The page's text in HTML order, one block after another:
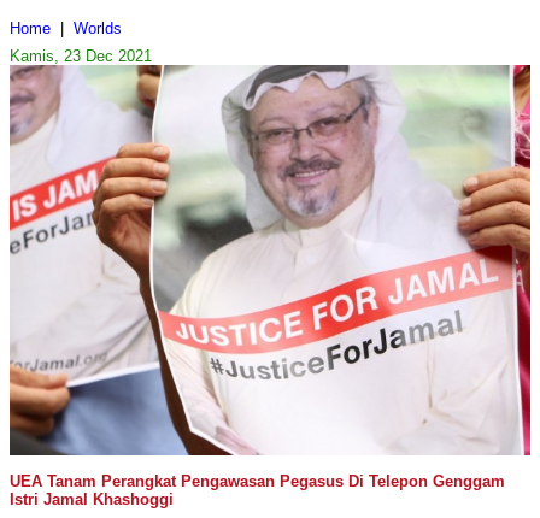
Home
Worlds
Kamis, 23 Dec 2021
UEA Tanam Perangkat Pengawasan Pegasus Di Telepon Genggam
Istri Jamal Khashoggi